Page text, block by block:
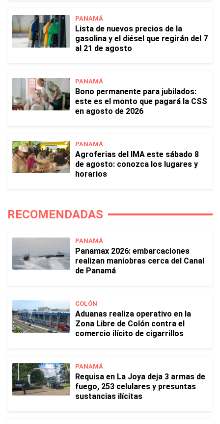
PANAMÁ
Lista de nuevos precios de la
gasolina y el diésel que regirán del 7
al 21 de agosto
PANAMÁ
Bono permanente para jubilados:
este es el monto que pagará la CSS
en agosto de 2026
PANAMÁ
Agroferias del IMA este sábado 8
de agosto: conozca los lugares y
horarios
RECOMENDADAS
PANAMÁ
Panamax 2026: embarcaciones
realizan maniobras cerca del Canal
de Panamá
COLÓN
Aduanas realiza operativo en la
Zona Libre de Colón contra el
comercio ilícito de cigarrillos
PANAMÁ
Requisa en La Joya deja 3 armas de
fuego, 253 celulares y presuntas
sustancias ilícitas